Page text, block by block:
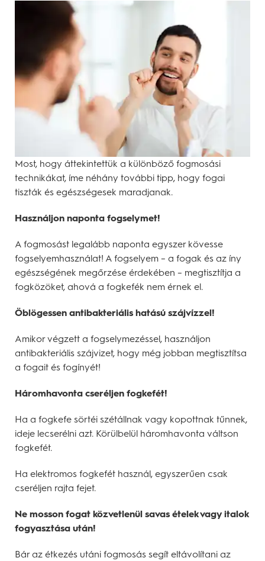
Most, hogy áttekintettük a különböző fogmosási
technikákat, íme néhány további tipp, hogy fogai
tiszták és egészségesek maradjanak.
Használjon naponta fogselymet!
A fogmosást legalább naponta egyszer kövesse
fogselyemhasználat! A fogselyem – a fogak és az íny
egészségének megőrzése érdekében – megtisztítja a
fogközöket, ahová a fogkefék nem érnek el.
Öblögessen antibakteriális hatású szájvízzel!
Amikor végzett a fogselymezéssel, használjon
antibakteriális szájvizet, hogy még jobban megtisztítsa
a fogait és fogínyét!
Háromhavonta cseréljen fogkefét!
Ha a fogkefe sörtéi szétállnak vagy kopottnak tűnnek,
ideje lecserélni azt. Körülbelül háromhavonta váltson
fogkefét.
Ha elektromos fogkefét használ, egyszerűen csak
cseréljen rajta fejet.
Ne mosson fogat közvetlenül savas ételek vagy italok
fogyasztása után!
Bár az étkezés utáni fogmosás segít eltávolítani az